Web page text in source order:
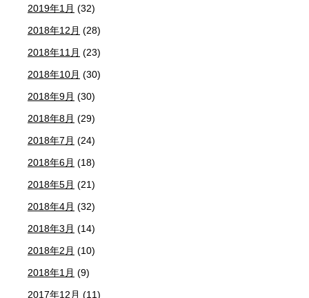
2019年1月 (32)
2018年12月 (28)
2018年11月 (23)
2018年10月 (30)
2018年9月 (30)
2018年8月 (29)
2018年7月 (24)
2018年6月 (18)
2018年5月 (21)
2018年4月 (32)
2018年3月 (14)
2018年2月 (10)
2018年1月 (9)
2017年12月 (11)